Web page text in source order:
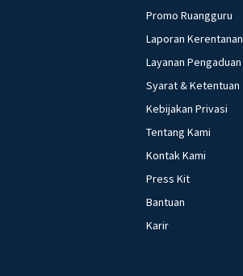
Promo Ruangguru
Laporan Kerentanan
Layanan Pengaduan
Syarat & Ketentuan
Kebijakan Privasi
Tentang Kami
Kontak Kami
Press Kit
Bantuan
Karir